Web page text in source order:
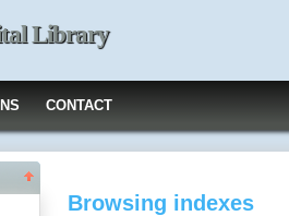
Library
CONTACT
Browsing indexes